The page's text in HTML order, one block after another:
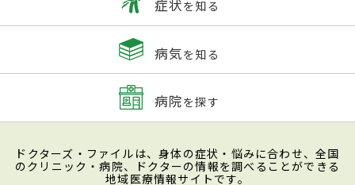
症状を知る
病気を知る
病院を探す
ドクターズ・ファイルは、身体の症状・悩みに合わせ、全国
のクリニック・病院、ドクターの情報を調べることができる
地域医療情報サイトです。